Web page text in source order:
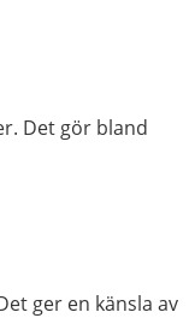
Det gör bland
ger en känsla av